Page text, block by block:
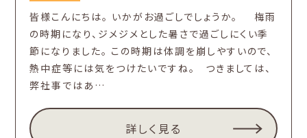
皆様こんにちは。 いかがお過ごしでしょうか。 梅雨
の時期になり、ジメジメとした暑さで過ごしにくい季
節になりました。 この時期は体調を崩しやすいので、
熱中症等には気をつけたいですね。 つきましては、
弊社事ではあ…
詳しく見る